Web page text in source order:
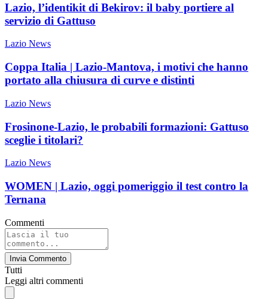
Lazio, l’identikit di Bekirov: il baby portiere al
servizio di Gattuso
Lazio News
Coppa Italia | Lazio-Mantova, i motivi che hanno
portato alla chiusura di curve e distinti
Lazio News
Frosinone-Lazio, le probabili formazioni: Gattuso
sceglie i titolari?
Lazio News
WOMEN | Lazio, oggi pomeriggio il test contro la
Ternana
Commenti
Invia Commento
Tutti
Leggi altri commenti